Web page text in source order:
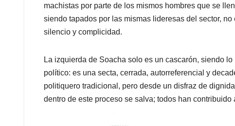
machistas por parte de los mismos hombres que se
siendo tapados por las mismas lideresas del sector,
silencio y complicidad.
La izquierda de Soacha solo es un cascarón, siendo
político: es una secta, cerrada, autorreferencial y
politiquero tradicional, pero desde un disfraz de
dentro de este proceso se salva; todos han contribuido